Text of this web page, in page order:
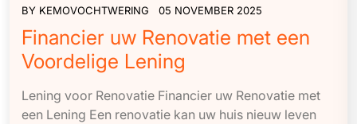
BY KEMOVOCHTWERING 05 NOVEMBER 2025
Financier uw Renovatie met een
Voordelige Lening
Lening voor Renovatie Financier uw Renovatie met
een Lening Een renovatie kan uw huis nieuw leven